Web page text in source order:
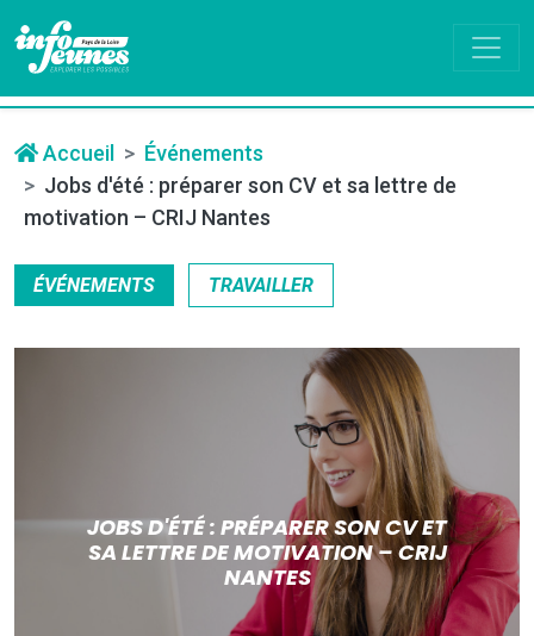
Accueil
Événements
Jobs d'été : préparer son CV et sa lettre de
motivation – CRIJ Nantes
ÉVÉNEMENTS TRAVAILLER
JOBS D'ÉTÉ : PRÉPARER SON CV ET
SA LETTRE DE MOTIVATION – CRIJ
NANTES